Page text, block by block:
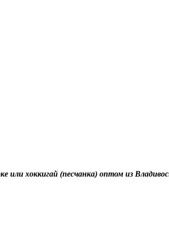
или хоккигай (песчанка) оптом из